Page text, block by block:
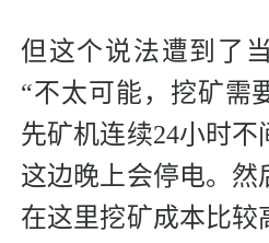
但这个说法遭到了
“不太可能，挖矿需
先矿机连续24小时
这边晚上会停电。然
在这里挖矿成本比较